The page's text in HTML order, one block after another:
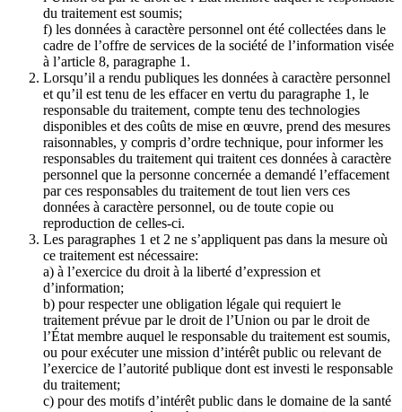
du traitement est soumis;
f) les données à caractère personnel ont été collectées dans le
cadre de l’offre de services de la société de l’information visée
à l’article 8, paragraphe 1.
Lorsqu’il a rendu publiques les données à caractère personnel
et qu’il est tenu de les effacer en vertu du paragraphe 1, le
responsable du traitement, compte tenu des technologies
disponibles et des coûts de mise en œuvre, prend des mesures
raisonnables, y compris d’ordre technique, pour informer les
responsables du traitement qui traitent ces données à caractère
personnel que la personne concernée a demandé l’effacement
par ces responsables du traitement de tout lien vers ces
données à caractère personnel, ou de toute copie ou
reproduction de celles-ci.
Les paragraphes 1 et 2 ne s’appliquent pas dans la mesure où
ce traitement est nécessaire:
a) à l’exercice du droit à la liberté d’expression et
d’information;
b) pour respecter une obligation légale qui requiert le
traitement prévue par le droit de l’Union ou par le droit de
l’État membre auquel le responsable du traitement est soumis,
ou pour exécuter une mission d’intérêt public ou relevant de
l’exercice de l’autorité publique dont est investi le responsable
du traitement;
c) pour des motifs d’intérêt public dans le domaine de la santé